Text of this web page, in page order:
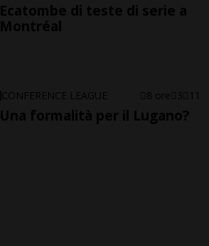
Ecatombe di teste di serie a
Montréal
CONFERENCE LEAGUE 8 ore 3 11
Una formalità per il Lugano?